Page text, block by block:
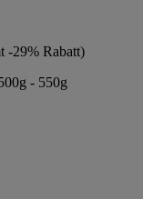
-29% Rabatt)
- 550g